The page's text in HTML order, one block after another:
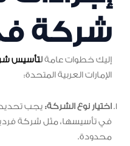
شركة
إليك خطوات عامةلتأسيس
الإمارات العربية المتحدة:
اختيار نوع الشركة: يجب تحديد
في تأسيسها، مثل شركة
محدودة.